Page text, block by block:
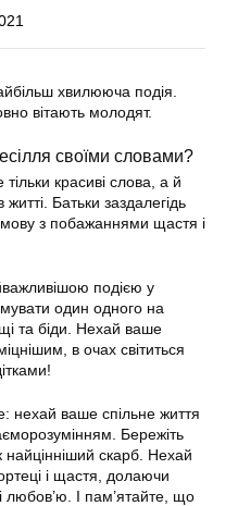
хвилююча подія.
вітають молодят.
своїми словами?
красиві слова, а й
житті. Батьки заздалегідь
з побажаннями щастя і
подією у
один одного на
та біди. Нехай ваше
в очах світиться
нехай ваше спільне життя
Бережіть
найцінніший скарб. Нехай
і щастя, долаючи
любов’ю. І пам’ятайте, що